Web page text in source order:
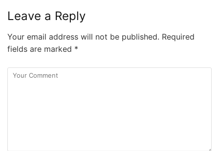
Leave a Reply
Your email address will not be published. Required
fields are marked *